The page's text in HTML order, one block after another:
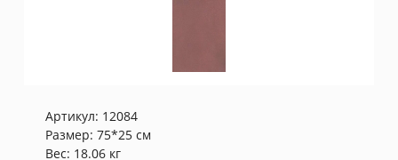
Артикул: 12084
Размер: 75*25 см
Вес: 18.06 кг